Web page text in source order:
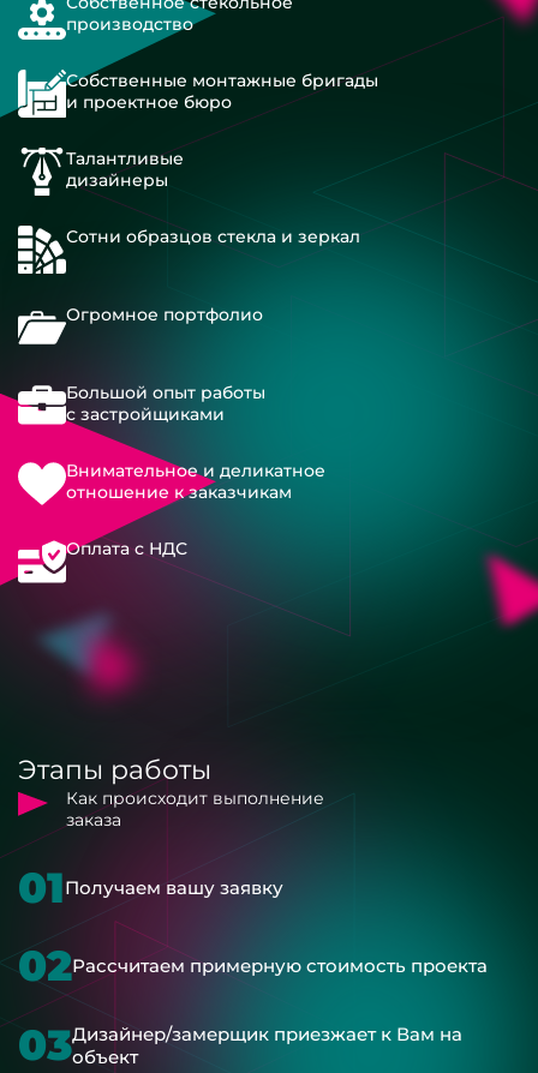
производство
Собственные монтажные бригады
и проектное бюро
Талантливые
дизайнеры
Сотни образцов стекла и зеркал
Огромное портфолио
Большой опыт работы
с застройщиками
Внимательное и деликатное
отношение к заказчикам
Оплата с НДС
Этапы работы
Как происходит выполнение
заказа
01Получаем вашу заявку
02Рассчитаем примерную стоимость проекта
03Дизайнер/замерщик приезжает к Вам на
объект